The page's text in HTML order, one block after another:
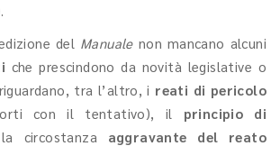
del Manualenon mancano alcuni
che prescindono da novità legislative o
tra l’altro, i reati di pericolo
con il tentativo), il principio di
circostanza aggravante del reato